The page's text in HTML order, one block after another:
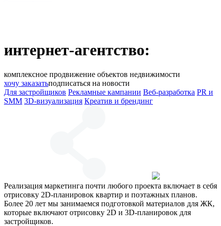
интернет-агентство:
комплексное продвижение объектов недвижимости
хочу заказатьподписаться на новости
Для застройщиков Рекламные кампании Веб-разработка PR и
SMM 3D-визуализация Креатив и брендинг
Реализация маркетинга почти любого проекта включает в себя
отрисовку 2D-планировок квартир и поэтажных планов.
Более 20 лет мы занимаемся подготовкой материалов для ЖК,
которые включают отрисовку 2D и 3D-планировок для
застройщиков.